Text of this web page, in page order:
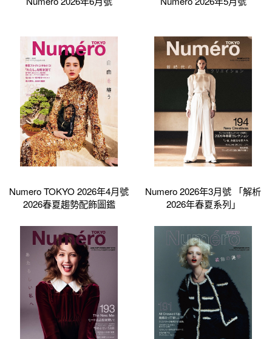
Numero TOKYO 2026年4月號
2026春夏趨勢配飾圖鑑
Numero 2026年3月號 「解析
2026年春夏系列」